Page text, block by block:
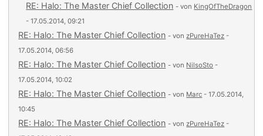
RE: Halo: The Master Chief Collection - von KingOfTheDragon
- 17.05.2014, 09:21
RE: Halo: The Master Chief Collection - vonzPureHaTez -
17.05.2014, 06:56
RE: Halo: The Master Chief Collection - von NilsoSto -
17.05.2014, 10:02
RE: Halo: The Master Chief Collection - von Marc - 17.05.2014,
10:45
RE: Halo: The Master Chief Collection - vonzPureHaTez -